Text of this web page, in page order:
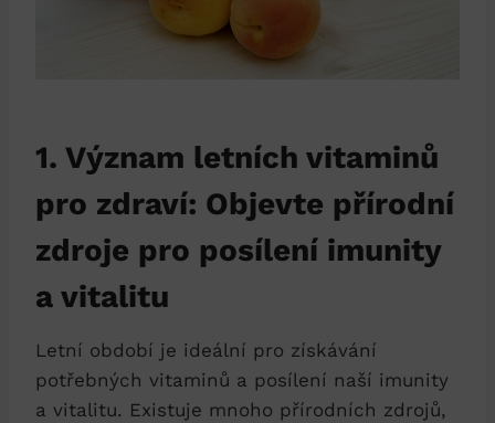
1. Význam letních vitaminů
pro zdraví: Objevte přírodní
zdroje pro posílení imunity
a vitalitu
Letní období je ideální pro získávání
potřebných vitaminů a posílení naší imunity
a vitalitu. Existuje mnoho přírodních zdrojů,